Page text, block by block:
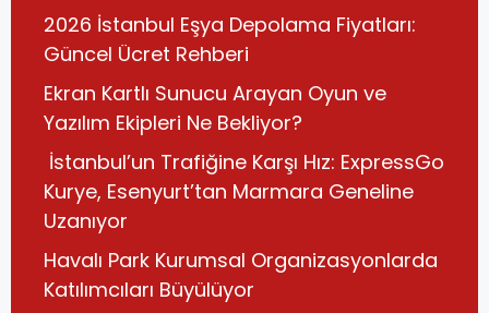
2026 İstanbul Eşya Depolama Fiyatları:
Güncel Ücret Rehberi
Ekran Kartlı Sunucu Arayan Oyun ve
Yazılım Ekipleri Ne Bekliyor?
İstanbul’un Trafiğine Karşı Hız: ExpressGo
Kurye, Esenyurt’tan Marmara Geneline
Uzanıyor
Havalı Park Kurumsal Organizasyonlarda
Katılımcıları Büyülüyor